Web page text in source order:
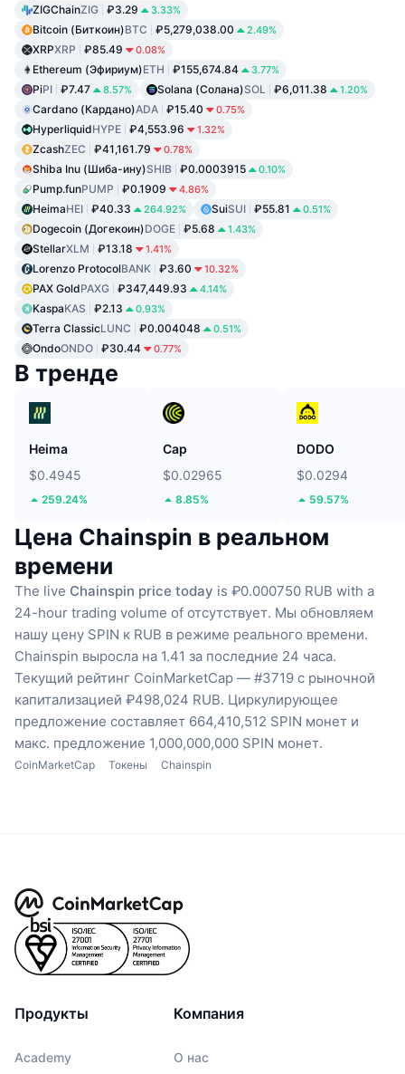
ZIGChainZIG ₽3.29 3.33%
Bitcoin (Биткоин)BTC ₽5,279,038.00 2.49%
XRPXRP ₽85.49 0.08%
Ethereum (Эфириум)ETH ₽155,674.84 3.77%
PiPI ₽7.47 8.57% Solana (Солана)SOL ₽6,011.38 1.20%
Cardano (Кардано)ADA ₽15.40 0.75%
HyperliquidHYPE ₽4,553.96 1.32%
ZcashZEC ₽41,161.79 0.78%
Shiba Inu (Шиба-ину)SHIB ₽0.0003915 0.10%
Pump.funPUMP ₽0.1909 4.86%
HeimaHEI ₽40.33 264.92% SuiSUI ₽55.81 0.51%
Dogecoin (Догекоин)DOGE ₽5.68 1.43%
StellarXLM ₽13.18 1.41%
Lorenzo ProtocolBANK ₽3.60 10.32%
PAX GoldPAXG ₽347,449.93 4.14%
KaspaKAS ₽2.13 0.93%
Terra ClassicLUNC ₽0.004048 0.51%
OndoONDO ₽30.44 0.77%
В тренде
Heima
$0.4945
259.24%
Cap
$0.02965
8.85%
DODO
$0.0294
59.57%
Цена Chainspin в реальном
времени
The live Chainspin price today is ₽0.000750 RUB with a
24-hour trading volume of отсутствует. Мы обновляем
нашу цену SPIN к RUB в режиме реального времени.
Chainspin выросла на 1.41 за последние 24 часа.
Текущий рейтинг CoinMarketCap — #3719 с рыночной
капитализацией ₽498,024 RUB. Циркулирующее
предложение составляет 664,410,512 SPIN монет и
макс. предложение 1,000,000,000 SPIN монет.
CoinMarketCap Токены Chainspin
Продукты
Academy
Компания
О нас